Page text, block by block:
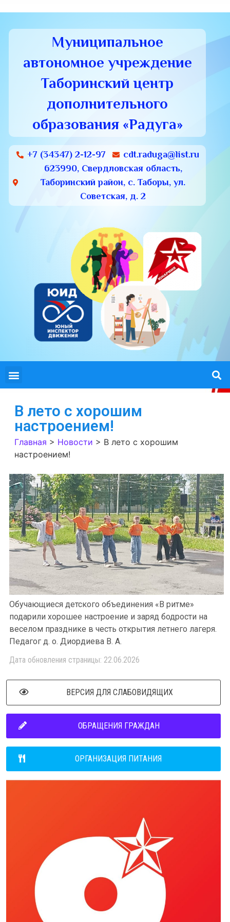
Муниципальное
автономное учреждение
Таборинский центр
дополнительного
образования «Радуга»
+7 (34347) 2-12-97
cdt.raduga@list.ru
623990, Свердловская область,
Таборинский район, с. Таборы, ул.
Советская, д. 2
В лето с хорошим
настроением!
Главная > Новости > В лето с хорошим
настроением!
Обучающиеся детского объединения «В ритме»
подарили хорошее настроение и заряд бодрости на
веселом празднике в честь открытия летнего лагеря.
Педагог д. о. Диордиева В. А.
Дата обновления страницы: 22.06.2026
ВЕРСИЯ ДЛЯ СЛАБОВИДЯЩИХ
ОБРАЩЕНИЯ ГРАЖДАН
ОРГАНИЗАЦИЯ ПИТАНИЯ